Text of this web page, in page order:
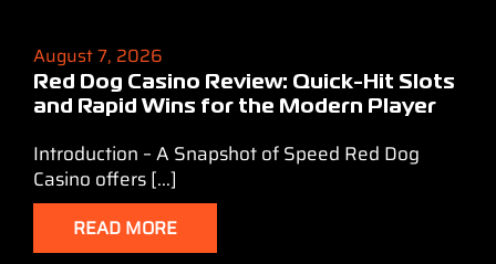
August 7, 2026
Red Dog Casino Review: Quick‑Hit Slots
and Rapid Wins for the Modern Player
Introduction – A Snapshot of Speed Red Dog
Casino offers [...]
READ MORE